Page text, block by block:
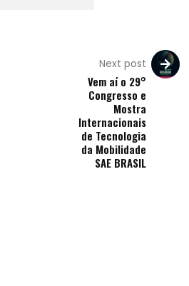
Next post
Vem aí o 29°
Congresso e
Mostra
Internacionais
de Tecnologia
da Mobilidade
SAE BRASIL